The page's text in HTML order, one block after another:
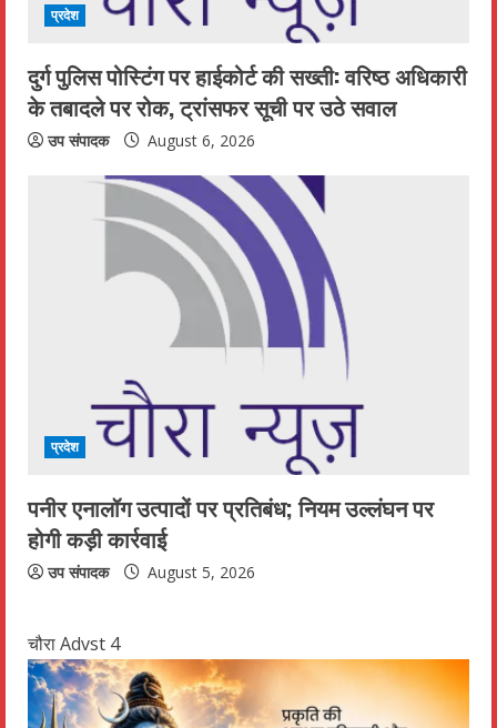
प्रदेश
दुर्ग पुलिस पोस्टिंग पर हाईकोर्ट की सख्ती: वरिष्ठ अधिकारी
के तबादले पर रोक, ट्रांसफर सूची पर उठे सवाल
उप संपादक August 6, 2026
प्रदेश
पनीर एनालॉग उत्पादों पर प्रतिबंध; नियम उल्लंघन पर
होगी कड़ी कार्रवाई
उप संपादक August 5, 2026
चौरा Advst 4